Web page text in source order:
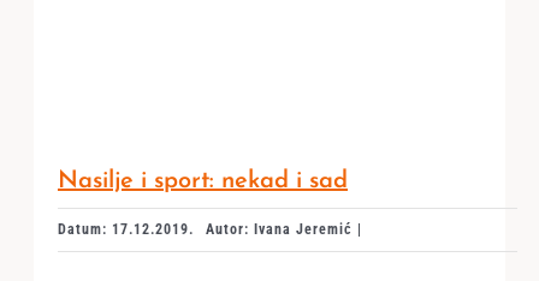
Nasilje i sport: nekad i sad
Datum: 17.12.2019. Autor: Ivana Jeremić |